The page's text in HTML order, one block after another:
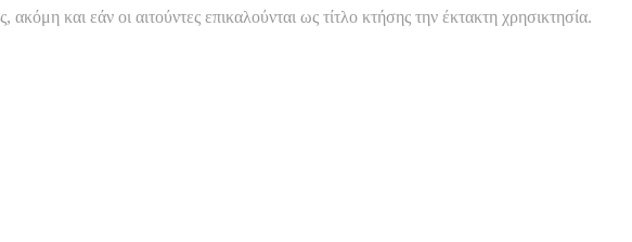
ακόμη και εάν οι αιτούντες επικαλούνται ως τίτλο κτήσης την έκτακτη χρησικτησία.